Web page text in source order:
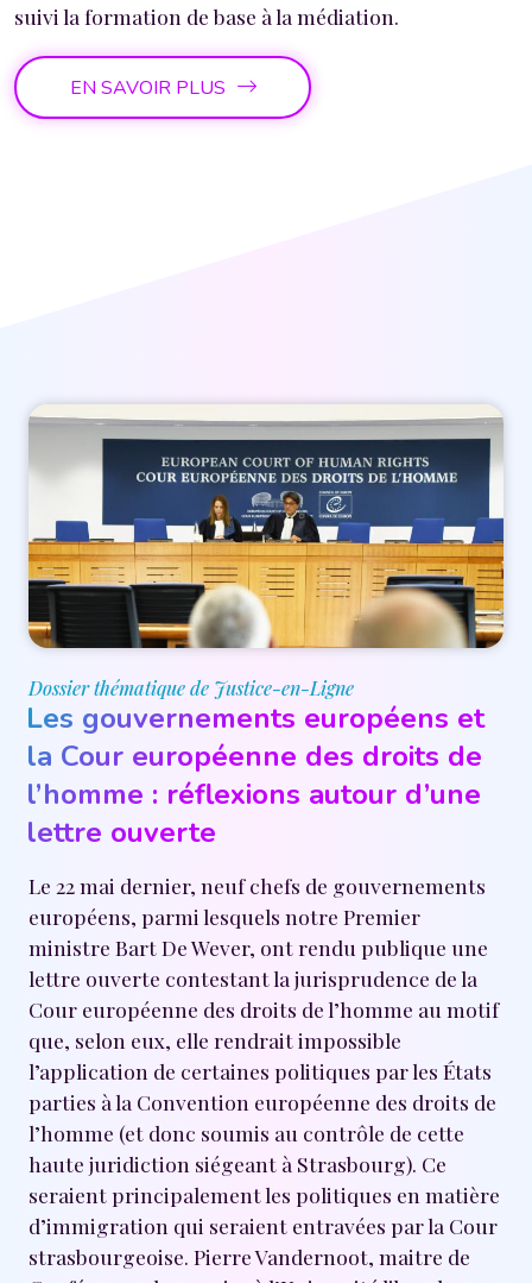
suivi la formation de base à la médiation.
EN SAVOIR PLUS
Dossier thématique de Justice-en-Ligne
Les gouvernements européens et
la Cour européenne des droits de
l’homme : réflexions autour d’une
lettre ouverte
Le 22 mai dernier, neuf chefs de gouvernements
européens, parmi lesquels notre Premier
ministre Bart De Wever, ont rendu publique une
lettre ouverte contestant la jurisprudence de la
Cour européenne des droits de l’homme au motif
que, selon eux, elle rendrait impossible
l’application de certaines politiques par les États
parties à la Convention européenne des droits de
l’homme (et donc soumis au contrôle de cette
haute juridiction siégeant à Strasbourg). Ce
seraient principalement les politiques en matière
d’immigration qui seraient entravées par la Cour
strasbourgeoise. Pierre Vandernoot, maitre de